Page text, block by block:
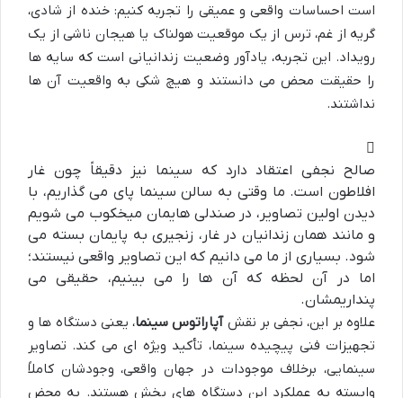
است احساسات واقعی و عمیقی را تجربه کنیم: خنده از شادی،
گریه از غم، ترس از یک موقعیت هولناک یا هیجان ناشی از یک
رویداد. این تجربه، یادآور وضعیت زندانیانی است که سایه ها
را حقیقت محض می دانستند و هیچ شکی به واقعیت آن ها
نداشتند.
صالح نجفی اعتقاد دارد که سینما نیز دقیقاً چون غار
افلاطون است. ما وقتی به سالن سینما پای می گذاریم، با
دیدن اولین تصاویر، در صندلی هایمان میخکوب می شویم
و مانند همان زندانیان در غار، زنجیری به پایمان بسته می
شود. بسیاری از ما می دانیم که این تصاویر واقعی نیستند؛
اما در آن لحظه که آن ها را می بینیم، حقیقی می
پنداریمشان.
علاوه بر این، نجفی بر نقشآپاراتوس سینما، یعنی دستگاه ها و
تجهیزات فنی پیچیده سینما، تأکید ویژه ای می کند. تصاویر
سینمایی، برخلاف موجودات در جهان واقعی، وجودشان کاملاً
وابسته به عملکرد این دستگاه های پخش هستند. به محض